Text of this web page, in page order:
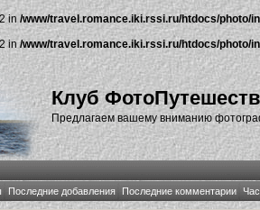
in /www/travel.romance.iki.rssi.ru/htdocs/photo/
in/www/travel.romance.iki.rssi.ru/htdocs/photo/
Клуб
Предлагаем вашему вниманию
Последние добавления Последние комментарии